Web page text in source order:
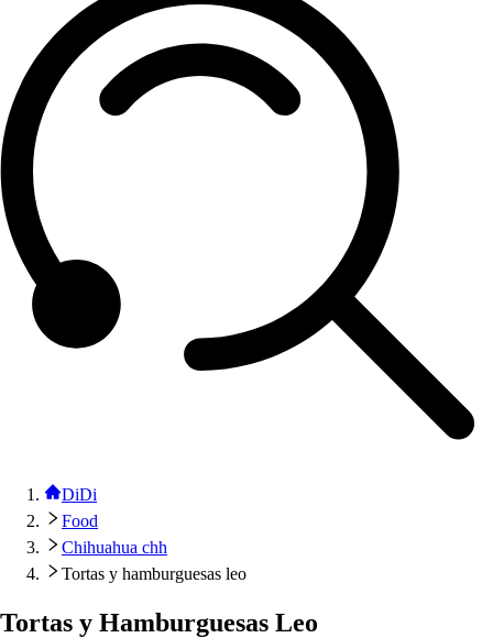
DiDi
Food
Chihuahua chh
Tortas y hamburguesas leo
Tortas y Hamburguesas Leo